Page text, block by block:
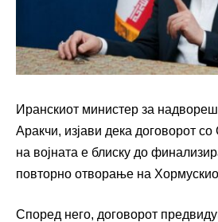
Иранскиот министер за
Аракчи, изјави дека договорот
на војната е блиску до
повторно отворање на
Според него, договорот